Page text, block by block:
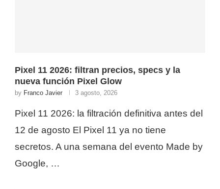
Pixel 11 2026: filtran precios, specs y la
nueva función Pixel Glow
by Franco Javier 3 agosto, 2026
Pixel 11 2026: la filtración definitiva antes del
12 de agosto El Pixel 11 ya no tiene
secretos. A una semana del evento Made by
Google, …